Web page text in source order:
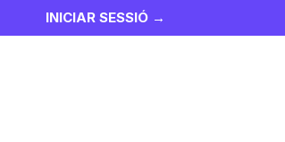
INICIAR SESSIÓ →